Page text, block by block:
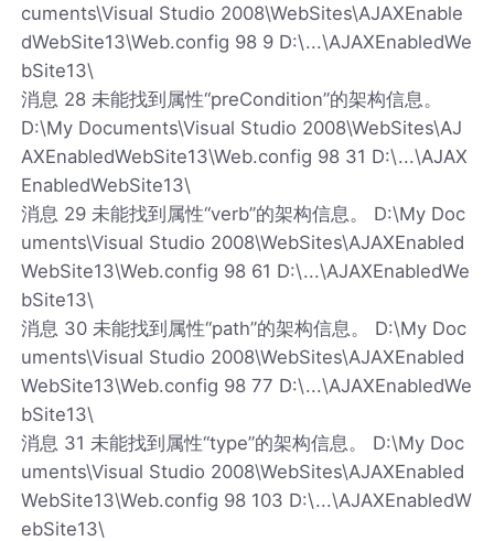
cuments\Visual Studio 2008\WebSites\AJAXEnable
dWebSite13\Web.config 98 9 D:\...\AJAXEnabledWe
bSite13\
消息 28 未能找到属性“preCondition”的架构信息。
D:\My Documents\Visual Studio 2008\WebSites\AJ
AXEnabledWebSite13\Web.config 98 31 D:\...\AJAX
EnabledWebSite13\
消息 29 未能找到属性“verb”的架构信息。 D:\My Doc
uments\Visual Studio 2008\WebSites\AJAXEnabled
WebSite13\Web.config 98 61 D:\...\AJAXEnabledWe
bSite13\
消息 30 未能找到属性“path”的架构信息。 D:\My Doc
uments\Visual Studio 2008\WebSites\AJAXEnabled
WebSite13\Web.config 98 77 D:\...\AJAXEnabledWe
bSite13\
消息 31 未能找到属性“type”的架构信息。 D:\My Doc
uments\Visual Studio 2008\WebSites\AJAXEnabled
WebSite13\Web.config 98 103 D:\...\AJAXEnabledW
ebSite13\